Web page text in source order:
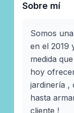
Sobre mí
Somos
en el 2019
medida
hoy
jardinería ,
hasta
cliente !